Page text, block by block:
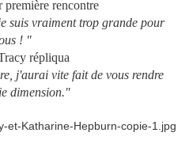
première rencontre
suis vraiment trop grande pour
! "
répliqua
j'aurai vite fait de vous rendre
dimension."